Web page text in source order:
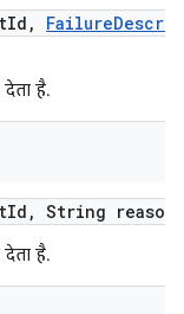
Id , Failure
है.
Id , String reason)
है.